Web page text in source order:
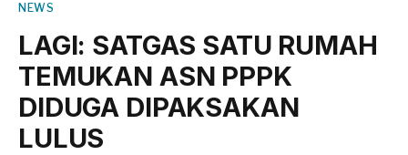
NEWS
LAGI: SATGAS SATU RUMAH
TEMUKAN ASN PPPK
DIDUGA DIPAKSAKAN
LULUS